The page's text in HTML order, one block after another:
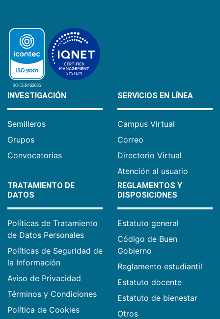
INVESTIGACIÓN
Semilleros
Grupos
Convocatorias
SERVICIOS EN LÍNEA
Campus Virtual
Correo
Directorio Virtual
Atención al usuario
TRATAMIENTO DE
DATOS
Políticas de Tratamiento
de Datos Personales
Políticas de Seguridad de
la Información
Aviso de Privacidad
Términos y Condiciones
Política de Cookies
REGLAMENTOS Y
DISPOSICIONES
Estatuto general
Código de Buen
Gobierno
Reglamento estudiantil
Estatuto docente
Estatuto de bienestar
Otros